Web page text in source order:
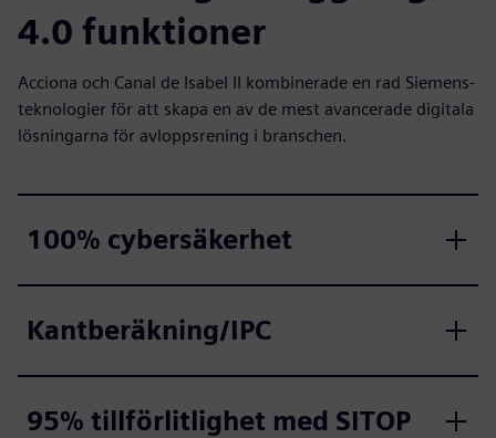
4.0 funktioner
Acciona och Canal de Isabel II kombinerade en rad Siemens-
teknologier för att skapa en av de mest avancerade digitala
lösningarna för avloppsrening i branschen.
100% cybersäkerhet
Kantberäkning/IPC
95% tillförlitlighet med SITOP